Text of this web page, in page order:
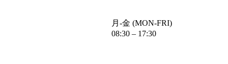
月-金 (MON-FRI)
08:30 – 17:30